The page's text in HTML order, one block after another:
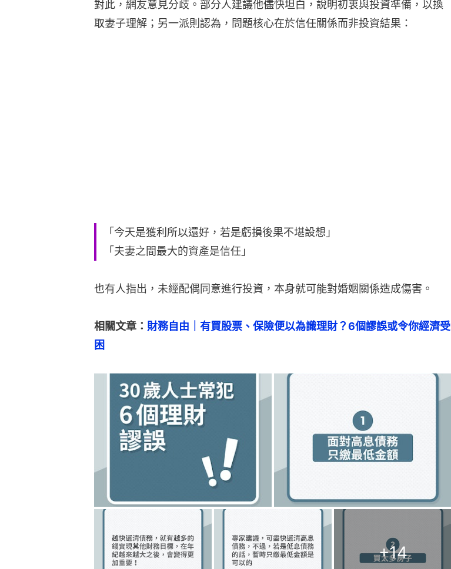
對此，網友意見分歧。部分人建議他儘快坦白，說明初衷與投資準備，以換
取妻子理解；另一派則認為，問題核心在於信任關係而非投資結果：
「今天是獲利所以還好，若是虧損後果不堪設想」
「夫妻之間最大的資產是信任」
也有人指出，未經配偶同意進行投資，本身就可能對婚姻關係造成傷害。
相關文章： 財務自由｜有買股票、保險便以為識理財？6個謬誤或令你經濟受
困
+14